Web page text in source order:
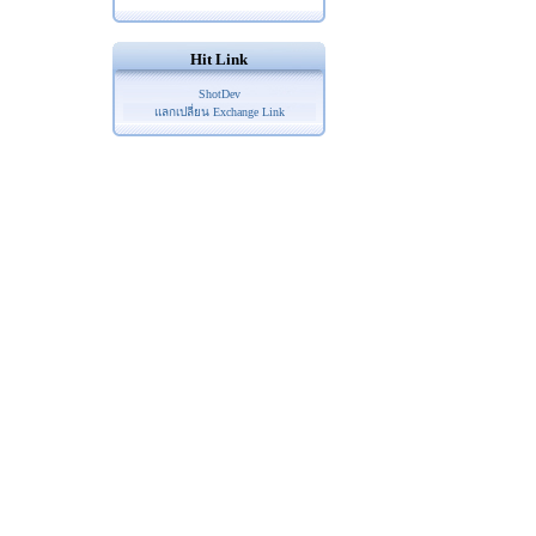
Hit Link
ShotDev
แลกเปลี่ยน Exchange Link